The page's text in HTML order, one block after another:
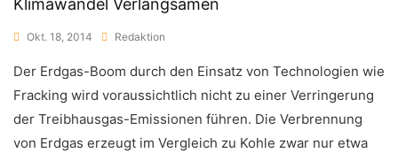
Klimawandel Verlangsamen
Okt. 18, 2014 Redaktion
Der Erdgas-Boom durch den Einsatz von Technologien wie
Fracking wird voraussichtlich nicht zu einer Verringerung
der Treibhausgas-Emissionen führen. Die Verbrennung
von Erdgas erzeugt im Vergleich zu Kohle zwar nur etwa